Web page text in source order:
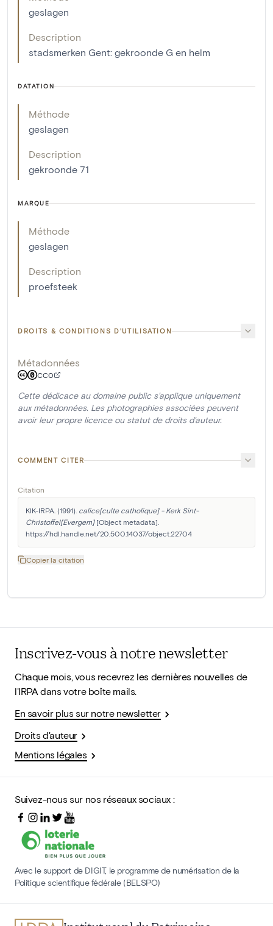
geslagen
Description
stadsmerken Gent: gekroonde G en helm
DATATION
Méthode
geslagen
Description
gekroonde 71
MARQUE
Méthode
geslagen
Description
proefsteek
DROITS & CONDITIONS D'UTILISATION
Métadonnées
CC0
Cette dédicace au domaine public s'applique uniquement
aux métadonnées. Les photographies associées peuvent
avoir leur propre licence ou statut de droits d'auteur.
COMMENT CITER
Citation
KIK-IRPA. (1991). calice[culte catholique] - Kerk Sint-
Christoffel[Evergem] [Object metadata].
https://hdl.handle.net/20.500.14037/object.22704
Copier la citation
Inscrivez-vous à notre newsletter
Chaque mois, vous recevrez les dernières nouvelles de
l'IRPA dans votre boîte mails.
En savoir plus sur notre newsletter
Droits d'auteur
Mentions légales
Suivez-nous sur nos réseaux sociaux :
Avec le support de DIGIT, le programme de numérisation de la
Politique scientifique fédérale (BELSPO)